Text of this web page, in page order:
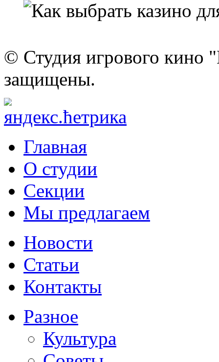
© Студия игрового кино
защищены.
Главная
О студии
Секции
Мы предлагаем
Новости
Статьи
Контакты
Разное
Культура